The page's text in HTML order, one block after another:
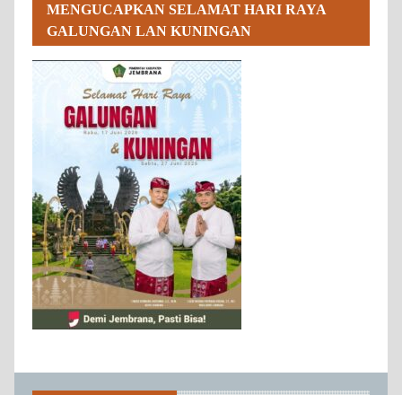
MENGUCAPKAN SELAMAT HARI RAYA
GALUNGAN LAN KUNINGAN